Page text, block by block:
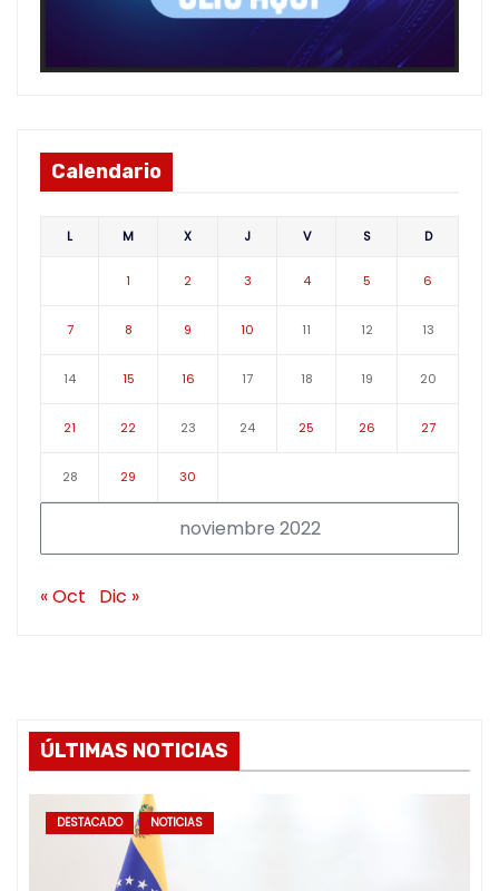
Calendario
noviembre 2022
L M X J V S D
1 2 3 4 5 6
7 8 9 10 11 12 13
14 15 16 17 18 19 20
21 22 23 24 25 26 27
28 29 30
« Oct Dic »
ÚLTIMAS NOTICIAS
DESTACADO NOTICIAS